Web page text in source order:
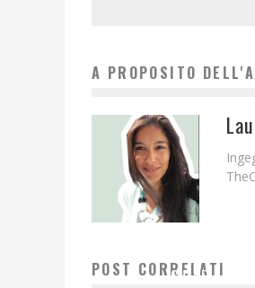
A PROPOSITO
POST CORRELATI
CHANEL |